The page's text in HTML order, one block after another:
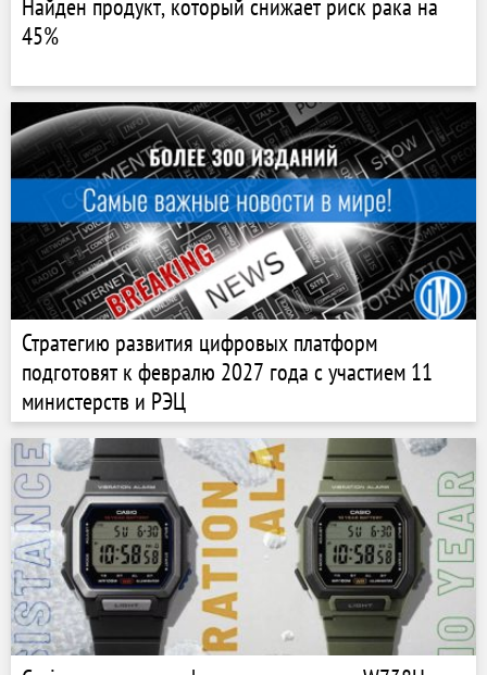
Найден продукт, который снижает риск рака на
45%
Стратегию развития цифровых платформ
подготовят к февралю 2027 года с участием 11
министерств и РЭЦ